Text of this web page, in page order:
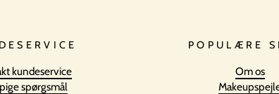
kundeservice
spørgsmål
POPULÆRE
Om os